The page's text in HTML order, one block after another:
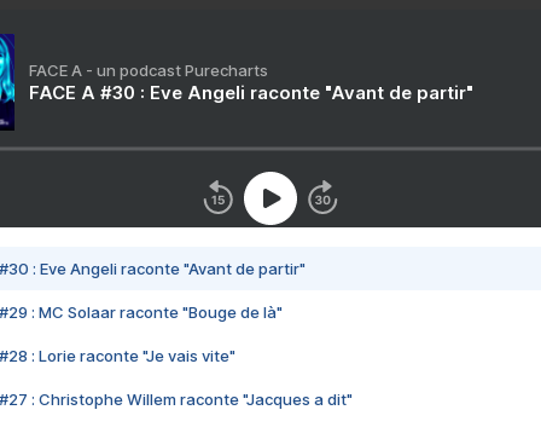
FACE A - un podcast Purecharts
FACE A #30 : Eve Angeli raconte "Avant de partir"
#30 : Eve Angeli raconte "Avant de partir"
#29 : MC Solaar raconte "Bouge de là"
#28 : Lorie raconte "Je vais vite"
#27 : Christophe Willem raconte "Jacques a dit"